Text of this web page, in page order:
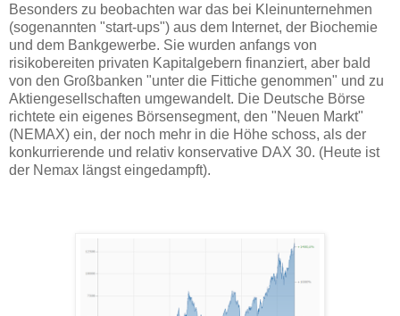
Besonders zu beobachten war das bei Kleinunternehmen
(sogenannten "start-ups") aus dem Internet, der Biochemie
und dem Bankgewerbe. Sie wurden anfangs von
risikobereiten privaten Kapitalgebern finanziert, aber bald
von den Großbanken "unter die Fittiche genommen" und zu
Aktiengesellschaften umgewandelt. Die Deutsche Börse
richtete ein eigenes Börsensegment, den "Neuen Markt"
(NEMAX) ein, der noch mehr in die Höhe schoss, als der
konkurrierende und relativ konservative DAX 30. (Heute ist
der Nemax längst eingedampft).